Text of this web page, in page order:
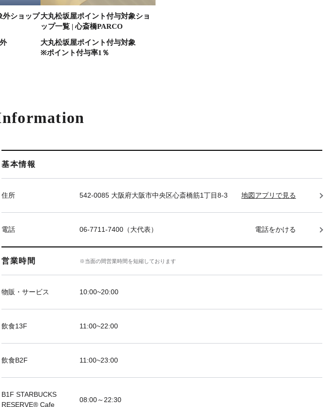
外ショップ 大丸松坂屋ポイント付与対象ショ
ップ一覧 | 心斎橋PARCO
大丸松坂屋ポイント付与対象
※ポイント付与率1％
基本情報
住所 542-0085 大阪府大阪市中央区心斎橋筋1丁目8-3 地図アプリで見る
電話 06-7711-7400（大代表） 電話をかける
営業時間 ※当面の間営業時間を短縮しております
物販・サービス 10:00~20:00
飲食13F 11:00~22:00
飲食B2F 11:00~23:00
B1F STARBUCKS
RESERVE®︎ Cafe
08:00～22:30